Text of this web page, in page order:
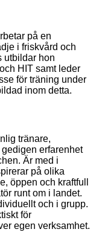
på en
i friskvård och
utbildar hon
HIT samt leder
för träning under
inom detta.
tränare,
erfarenhet
Är med i
på olika
öppen och kraftfull
runt om i landet.
och i grupp.
för
egen verksamhet.